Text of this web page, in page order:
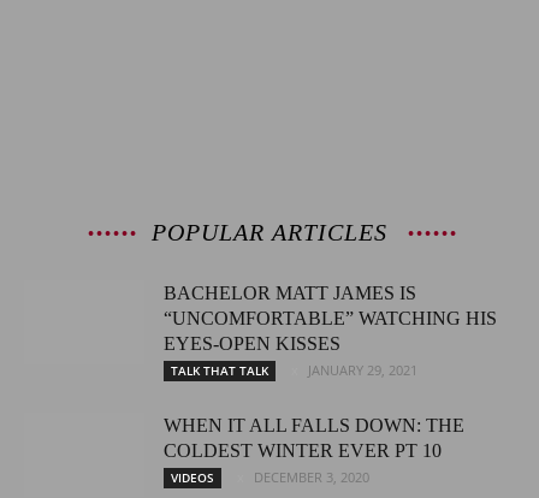
POPULAR ARTICLES
BACHELOR MATT JAMES IS
“UNCOMFORTABLE” WATCHING HIS
EYES-OPEN KISSES
TALK THAT TALK JANUARY 29, 2021
WHEN IT ALL FALLS DOWN: THE
COLDEST WINTER EVER PT 10
VIDEOS DECEMBER 3, 2020